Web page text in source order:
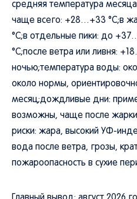
средняя температура
чаще всего: +28…+33 °C;в
°C;в отдельные пики: до
°C;после ветра или ливня:
ночью;температура воды:
около нормы,
месяц;дождливые дни:
возможны, чаще после
риски: жара, высокий УФ-
вода после ветра, грозы,
пожароопасность в сухие